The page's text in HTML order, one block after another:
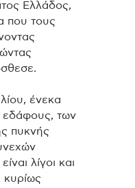
Ελλάδος,
που τους
ένεκα
εδάφους, των
πυκνής
λίγοι και
κυρίως